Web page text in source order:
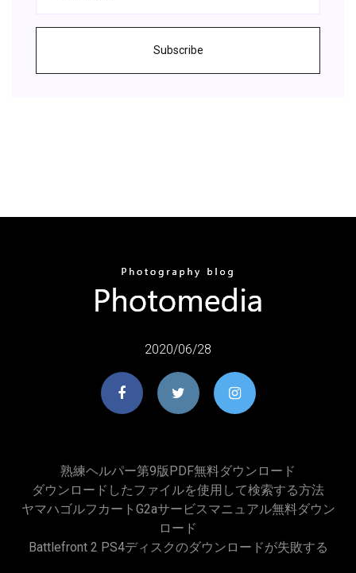
Subscribe
2020/06/28
熟練ヘルパー第9版PDF無料ダウンロード
ダウンロードしたファイルを使用して検索する方法
ヤマハゴルフカートg2aサービスマニュアル無料ダウン
ロード
Battlefront 2 PS4ディスクのダウンロードが失敗する